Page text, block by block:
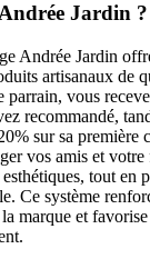
Jardin ?
Andrée Jardin
artisanaux de
parrain, vous
recommandé,
sur sa première
vos amis et
tout en
Ce système
marque et